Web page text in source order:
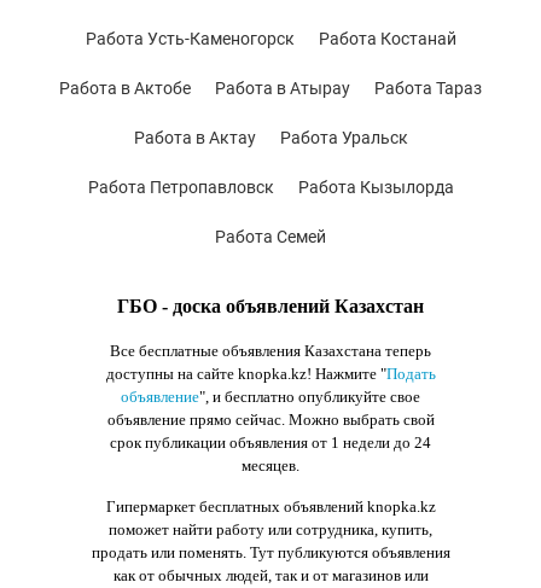
ГБО - доска объявлений Казахстан
Все бесплатные объявления Казахстана теперь
доступны на сайте knopka.kz! Нажмите "Подать
объявление", и бесплатно опубликуйте свое
объявление прямо сейчас. Можно выбрать свой
срок публикации объявления от 1 недели до 24
месяцев.
Гипермаркет бесплатных объявлений knopka.kz
поможет найти работу или сотрудника, купить,
продать или поменять. Тут публикуются объявления
как от обычных людей, так и от магазинов или
Работа Усть-Каменогорск Работа Костанай
Работа в Актобе Работа в Атырау Работа Тараз
Работа в Актау Работа Уральск
Работа Петропавловск Работа Кызылорда
Работа Семей